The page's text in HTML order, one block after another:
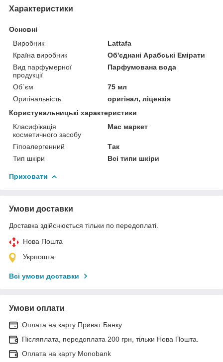
Характеристики
Основні
Виробник
Lattafa
Країна виробник
Об'єднані Арабські Емірати
Вид парфумерної
продукції
Парфумована вода
Об`єм
75 мл
Оригінальність
оригінал, ліцензія
Користувальницькі характеристики
Класифікація
косметичного засобу
Мас маркет
Гіпоалергенний
Так
Тип шкіри
Всі типи шкіри
Приховати
Умови доставки
Доставка здійснюється тільки по передоплаті.
Нова Пошта
Укрпошта
Всі умови доставки
Умови оплати
Оплата на карту Приват Банку
Післяплата, передоплата 200 грн, тільки Нова Пошта.
Оплата на карту Monobank